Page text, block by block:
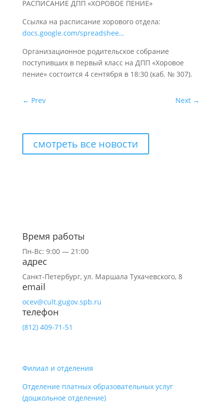
РАСПИСАНИЕ ДПП «ХОРОВОЕ ПЕНИЕ»
Ссылка на расписание хорового отдела:
docs.google.com/spreadshee…
Организационное родительское собрание
поступивших в первый класс на ДПП «Хоровое
пение» состоится 4 сентября в 18:30 (каб. № 307).
← Prev Next →
смотреть все новости
Время работы
Пн-Вс: 9:00 — 21:00
адрес
Санкт-Петербург, ул. Маршала Тухачевского, 8
email
ocev@cult.gugov.spb.ru
телефон
(812) 409-71-51
Филиал и отделения
Отделение платных образовательных услуг
(дошкольное отделение)